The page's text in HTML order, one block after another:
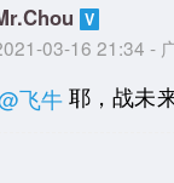
03-16 21:34 -
飞牛 耶，战未